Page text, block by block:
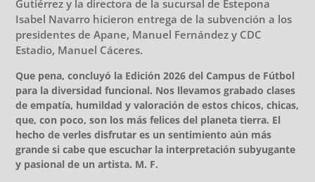
Gutiérrez y la directora de la sucursal de Estepona
Isabel Navarro hicieron entrega de la subvención a los
presidentes de Apane, Manuel Fernández y CDC
Estadio, Manuel Cáceres.
Que pena, concluyó la Edición 2026 del Campus de Fútbol
para la diversidad funcional. Nos llevamos grabado clases
de empatía, humildad y valoración de estos chicos, chicas,
que, con poco, son los más felices del planeta tierra. El
hecho de verles disfrutar es un sentimiento aún más
grande si cabe que escuchar la interpretación subyugante
y pasional de un artista. M. F.